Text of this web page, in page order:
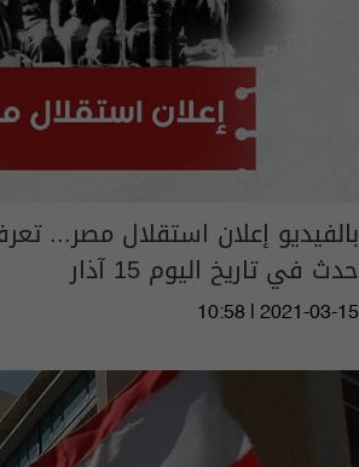
بالفيديو إعلان استقلال مصر...
حدث في تاريخ اليوم 15 آذار
10:58 | 2021-03-15